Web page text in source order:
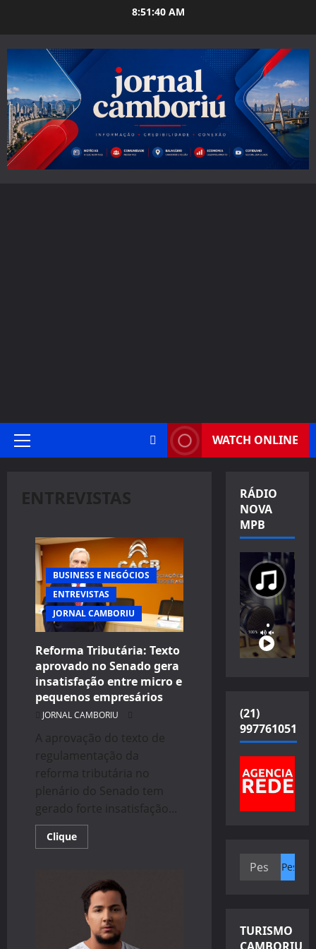
8:51:41 AM
Primary
WATCH ONLINE
ENTREVISTAS
BUSINESS E NEGÓCIOS
ENTREVISTAS
JORNAL CAMBORIU
Reforma Tributária: Texto
aprovado no Senado gera
insatisfação entre micro e
pequenos empresários
JORNAL CAMBORIU
A aprovação do texto de
regulamentação da
reforma tributária no
plenário do Senado tem
gerado forte insatisfação...
CliqueRead
more
Texto
aprovado
no
Senado
gera
insatisfação
entre
RÁDIO
NOVA
MPB
(21)
997761051
Pesquisar
TURISMO